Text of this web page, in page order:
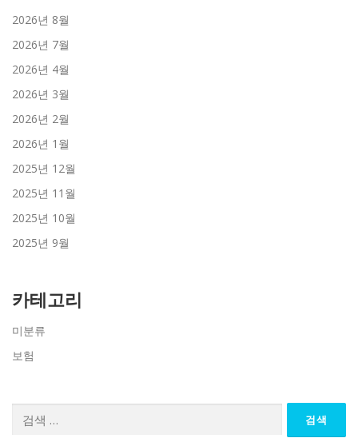
2026년 8월
2026년 7월
2026년 4월
2026년 3월
2026년 2월
2026년 1월
2025년 12월
2025년 11월
2025년 10월
2025년 9월
카테고리
미분류
보험